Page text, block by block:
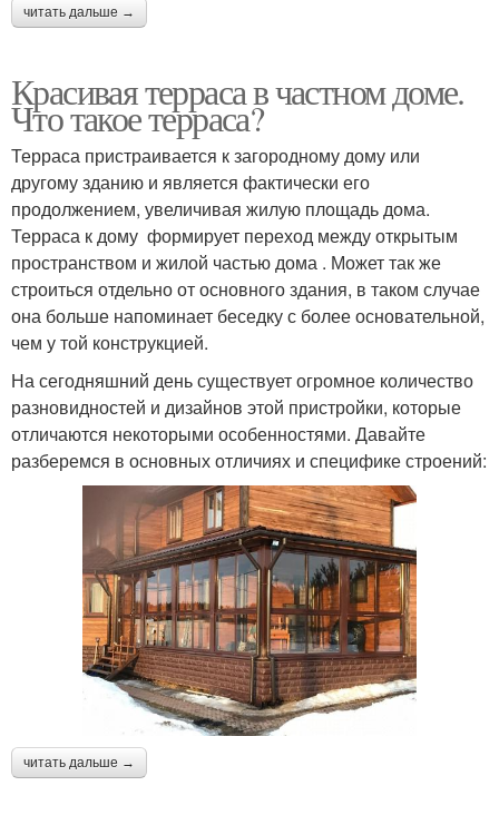
читать дальше →
Красивая терраса в частном доме.
Что такое терраса?
Терраса пристраивается к загородному дому или
другому зданию и является фактически его
продолжением, увеличивая жилую площадь дома.
Терраса к дому формирует переход между открытым
пространством и жилой частью дома . Может так же
строиться отдельно от основного здания, в таком случае
она больше напоминает беседку с более основательной,
чем у той конструкцией.
На сегодняшний день существует огромное количество
разновидностей и дизайнов этой пристройки, которые
отличаются некоторыми особенностями. Давайте
разберемся в основных отличиях и специфике строений:
читать дальше →